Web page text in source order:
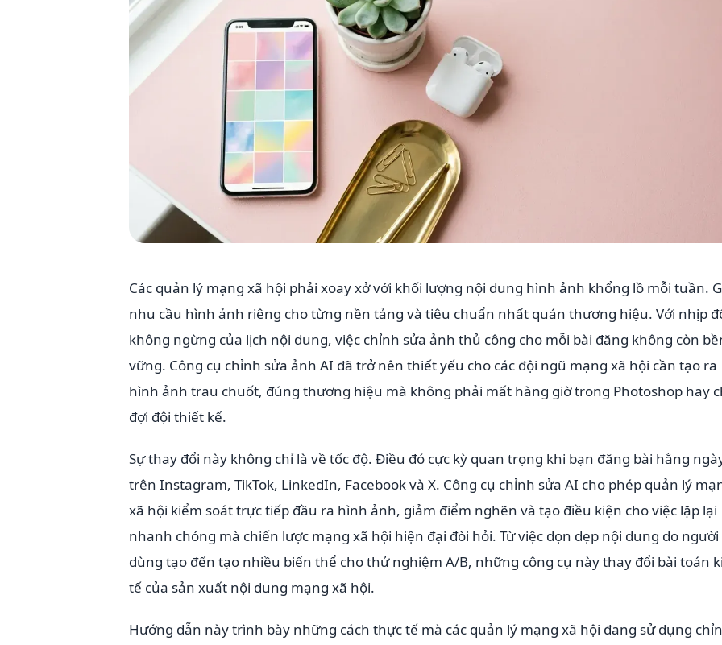
Các quản lý mạng xã hội phải xoay xở với khối lượng nội dung hình ảnh khổng lồ mỗi tuần.
nhu cầu hình ảnh riêng cho từng nền tảng và tiêu chuẩn nhất quán thương hiệu. Với nhịp
không ngừng của lịch nội dung, việc chỉnh sửa ảnh thủ công cho mỗi bài đăng không còn
vững. Công cụ chỉnh sửa ảnh AI đã trở nên thiết yếu cho các đội ngũ mạng xã hội cần tạo ra
hình ảnh trau chuốt, đúng thương hiệu mà không phải mất hàng giờ trong Photoshop hay
đợi đội thiết kế.
Sự thay đổi này không chỉ là về tốc độ. Điều đó cực kỳ quan trọng khi bạn đăng bài hằng
trên Instagram, TikTok, LinkedIn, Facebook và X. Công cụ chỉnh sửa AI cho phép quản lý
xã hội kiểm soát trực tiếp đầu ra hình ảnh, giảm điểm nghẽn và tạo điều kiện cho việc lặp lại
nhanh chóng mà chiến lược mạng xã hội hiện đại đòi hỏi. Từ việc dọn dẹp nội dung do người
dùng tạo đến tạo nhiều biến thể cho thử nghiệm A/B, những công cụ này thay đổi bài toán
tế của sản xuất nội dung mạng xã hội.
Hướng dẫn này trình bày những cách thực tế mà các quản lý mạng xã hội đang sử dụng